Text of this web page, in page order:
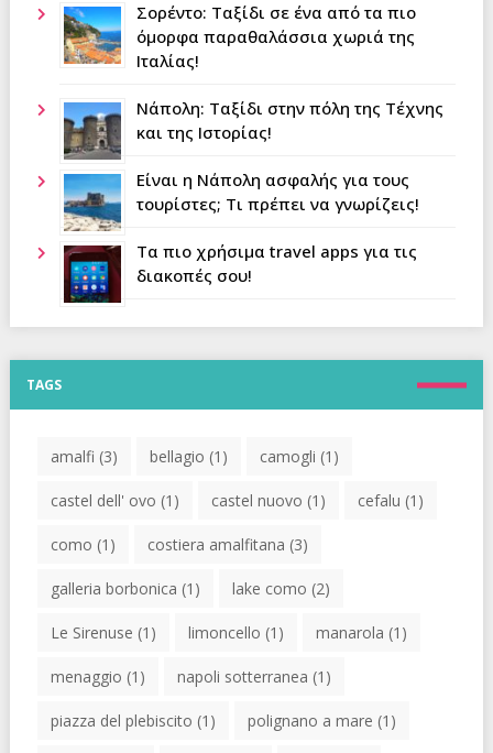
Σορέντο: Ταξίδι σε ένα από τα πιο
όμορφα παραθαλάσσια χωριά της
Ιταλίας!
Νάπολη: Tαξίδι στην πόλη της Τέχνης
και της Ιστορίας!
Είναι η Νάπολη ασφαλής για τους
τουρίστες; Τι πρέπει να γνωρίζεις!
Τα πιο χρήσιμα travel apps για τις
διακοπές σου!
TAGS
amalfi (3) bellagio (1) camogli (1)
castel dell' ovo (1) castel nuovo (1) cefalu (1)
como (1) costiera amalfitana (3)
galleria borbonica (1) lake como (2)
Le Sirenuse (1) limoncello (1) manarola (1)
menaggio (1) napoli sotterranea (1)
piazza del plebiscito (1) polignano a mare (1)